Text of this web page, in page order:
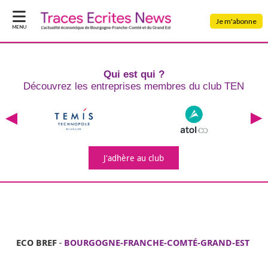
MENU
Je m'abonne
Qui est qui ?
Découvrez les entreprises membres du club TEN
J'adhèreau club
ECO BREF- BOURGOGNE-FRANCHE-COMTÉ-GRAND-EST